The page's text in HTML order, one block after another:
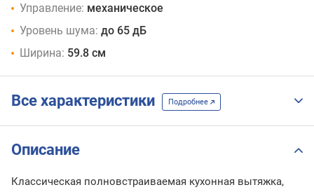
Управление: механическое
Уровень шума: до 65 дБ
Ширина: 59.8 см
Все характеристики Подробнее
Описание
Классическая полновстраиваемая кухонная вытяжка,